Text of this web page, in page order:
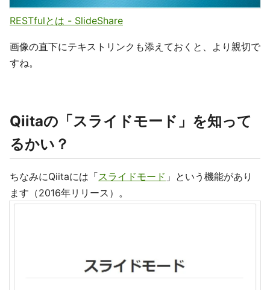
RESTfulとは - SlideShare
画像の直下にテキストリンクも添えておくと、より親切で
すね。
Qiitaの「スライドモード」を知って
るかい？
ちなみにQiitaには「スライドモード 」という機能があり
ます（2016年リリース）。